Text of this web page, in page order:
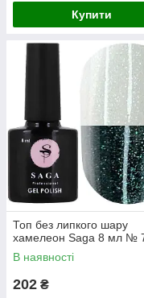
Купити
Топ без липкого шару
хамелеон Saga 8 мл №
В наявності
202 ₴